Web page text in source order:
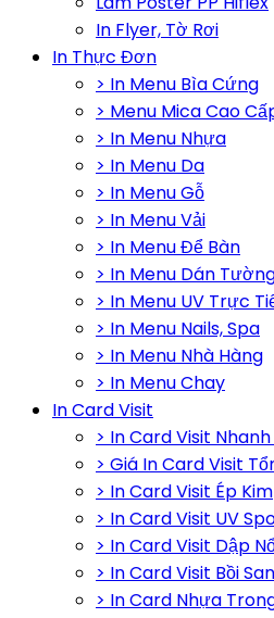
In Flyer, Tờ Rơi
In Thực Đơn
> In Menu Bìa Cứng
> Menu Mica Cao
> In Menu Nhựa
> In Menu Da
> In Menu Gỗ
> In Menu Vải
> In Menu Để Bàn
> In Menu Dán
> In Menu UV Trực
> In Menu Nails, Spa
> In Menu Nhà Hàng
> In Menu Chay
In Card Visit
> In Card Visit
> Giá In Card Visit
> In Card Visit Ép Kim
> In Card Visit UV
> In Card Visit Dập
> In Card Visit Bồi
> In Card Nhựa